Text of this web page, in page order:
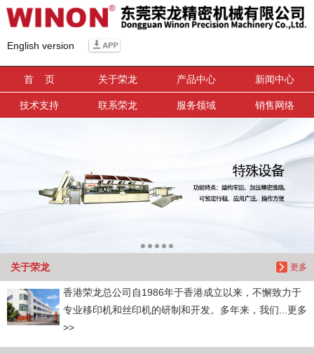
English version
首 页 关于荣龙 产品中心 新闻中心
技术支持 联系荣龙 服务领域 销售网络
更多
关于荣龙
香港荣龙总公司自1986年于香港成立以来，不懈致力于
专业移印机和丝印机的研制和开发。多年来，我们...更多
>>
信息搜索
搜索